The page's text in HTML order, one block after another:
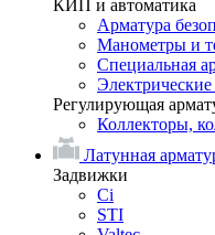
КИП и автоматика
Арматура
Манометры и
Специальная
Регулирующая
Коллекторы,
Латунная
Задвижки
Ci
STI